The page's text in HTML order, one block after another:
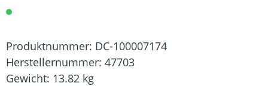
Produktnummer: DC-100007174
Herstellernummer: 47703
Gewicht: 13.82 kg